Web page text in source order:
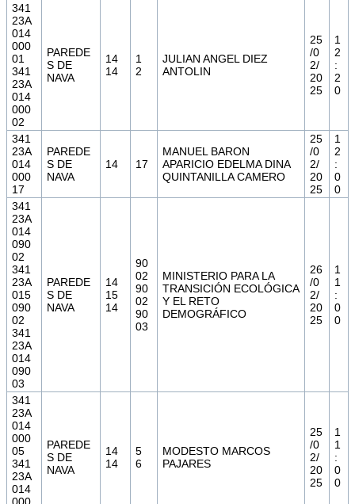
341
23A
014
000
01
341
23A
014
000
02
PAREDE
S DE
NAVA
14
14
1
2
JULIAN ANGEL DIEZ
ANTOLIN
25
/0
2/
20
25
1
2
:
2
0
341
23A
014
000
17
PAREDE
S DE
NAVA
14 17
MANUEL BARON
APARICIO EDELMA DINA
QUINTANILLA CAMERO
25
/0
2/
20
25
1
2
:
0
0
341
23A
014
090
02
341
23A
015
090
02
341
23A
014
090
03
PAREDE
S DE
NAVA
14
15
14
90
02
90
02
90
03
MINISTERIO PARA LA
TRANSICIÓN ECOLÓGICA
Y EL RETO
DEMOGRÁFICO
26
/0
2/
20
25
1
1
:
0
0
341
23A
014
000
05
341
23A
014
PAREDE
S DE
NAVA
14
14
5
6
MODESTO MARCOS
PAJARES
25
/0
2/
20
25
1
1
:
0
0